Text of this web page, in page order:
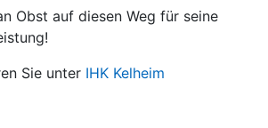
Obst auf diesen Weg für seine
Sie unter IHK Kelheim